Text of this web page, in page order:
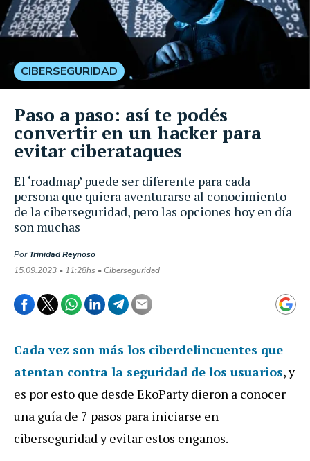
El ‘roadmap’ puede ser diferente para cada
persona que quiera aventurarse al conocimiento
de la ciberseguridad, pero las opciones hoy en día
son muchas
PorTrinidad Reynoso
15.09.2023 • 11:28hs • Ciberseguridad
CIBERSEGURIDAD
Paso a paso: así te podés
convertir en un hacker para
evitar ciberataques
Cada vez son más los ciberdelincuentes que
atentan contra la seguridad de los usuarios, y
es por esto que desde EkoParty dieron a conocer
una guía de 7 pasos para iniciarse en
ciberseguridad y evitar estos engaños.